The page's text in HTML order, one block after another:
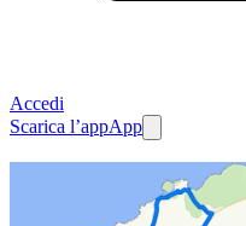
Accedi
Scarica l’appApp